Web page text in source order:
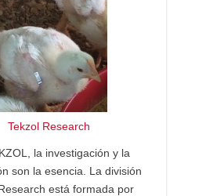
Tekzol Research
la investigación y la
son la esencia. La división
está formada por